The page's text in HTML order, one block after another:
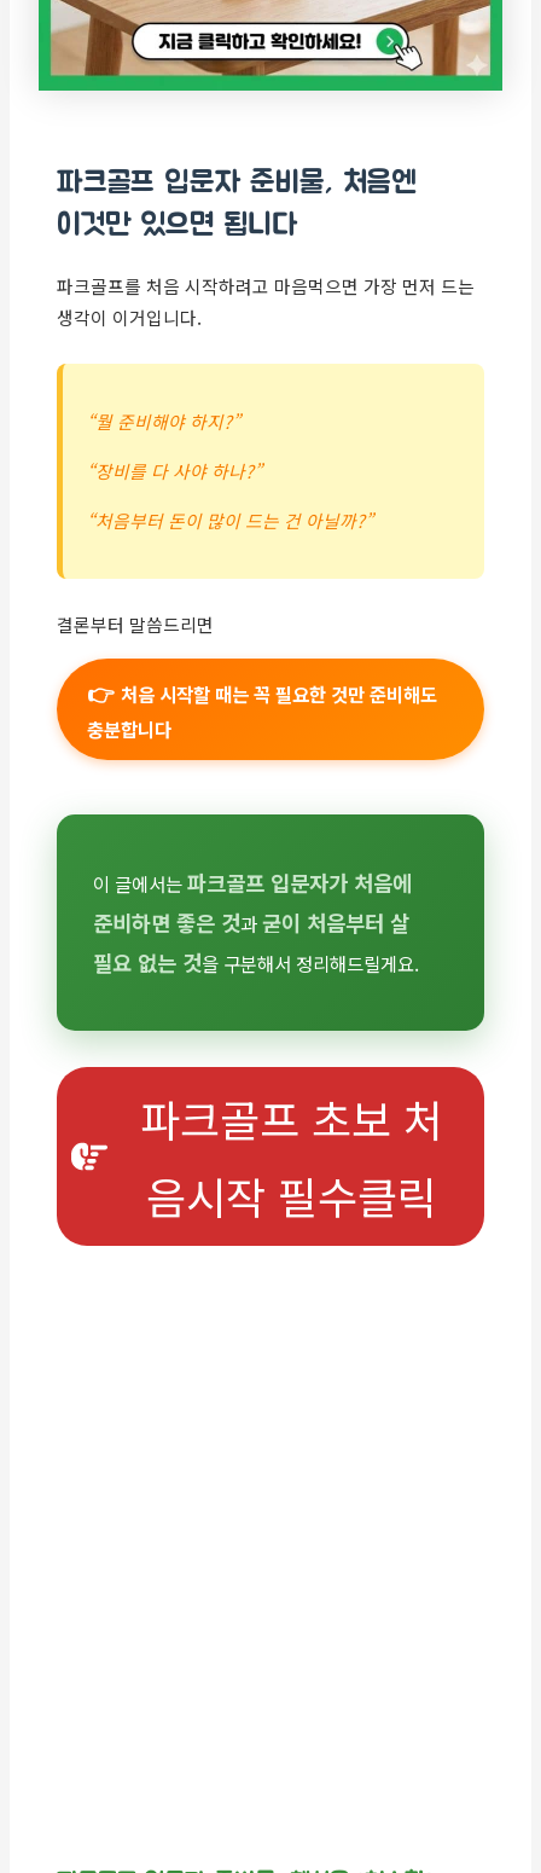
파크골프 입문자 준비물, 처음엔
이것만 있으면 됩니다
파크골프를 처음 시작하려고 마음먹으면 가장 먼저 드는
생각이 이거입니다.
“뭘 준비해야 하지?”
“장비를 다 사야 하나?”
“처음부터 돈이 많이 드는 건 아닐까?”
결론부터 말씀드리면
처음 시작할 때는 꼭 필요한 것만 준비해도
충분합니다
이 글에서는파크골프 입문자가 처음에
준비하면 좋은 것과굳이 처음부터 살
필요 없는 것을 구분해서 정리해드릴게요.
파크골프 초보 처
음시작 필수클릭